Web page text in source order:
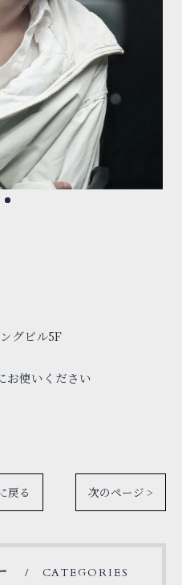
グビル5F
お使いください
戻る 次のページ >
CATEGORIES